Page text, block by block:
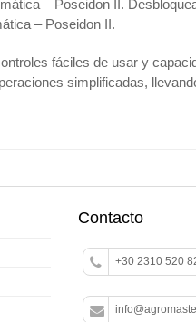
– Poseidon II.
– Poseidon II.
fáciles de usar y
simplificadas,
Contacto
+30 2310 520